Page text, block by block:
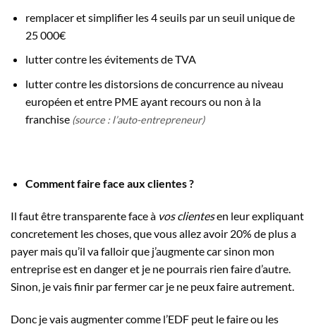
remplacer et simplifier les 4 seuils par un seuil unique de
25 000€
lutter contre les évitements de TVA
lutter contre les distorsions de concurrence au niveau
européen et entre PME ayant recours ou non à la
franchise (source : l’auto-entrepreneur)
Comment faire face aux clientes ?
Il faut être transparente face à vos clientesen leur expliquant
concretement les choses, que vous allez avoir 20% de plus a
payer mais qu’il va falloir que j’augmente car sinon mon
entreprise est en danger et je ne pourrais rien faire d’autre.
Sinon, je vais finir par fermer car je ne peux faire autrement.
Donc je vais augmenter comme l’EDF peut le faire ou les